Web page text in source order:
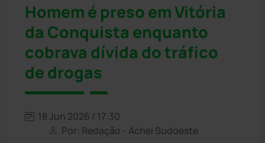
Homem é preso em Vitória
da Conquista enquanto
cobrava dívida do tráfico
de drogas
18 Jun 2026 / 17:30
Por: Redação - Achei Sudoeste